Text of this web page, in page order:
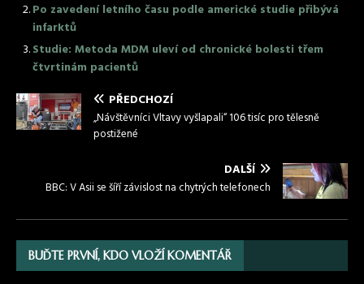
Po zavedení letního času podle americké studie přibývá
infarktů
Studie: Metoda MDM uleví od chronické bolesti třem
čtvrtinám pacientů
PŘEDCHOZÍ
„Návštěvníci Vltavy vyšlapali“ 106 tisíc pro tělesně
postižené
DALŠÍ
BBC: V Asii se šíří závislost na chytrých telefonech
BUĎTE PRVNÍ, KDO VLOŽÍ KOMENTÁŘ